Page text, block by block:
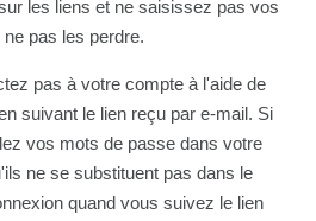
les liens et ne saisissez pas vos
pas les perdre.
pas à votre compte à l'aide de
suivant le lien reçu par e-mail. Si
vos mots de passe dans votre
ne se substituent pas dans le
quand vous suivez le lien